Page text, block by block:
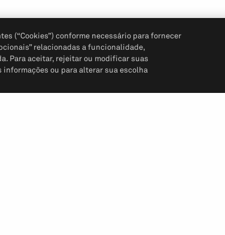
(“Cookies”) conforme necessário para fornecer
relacionadas a funcionalidade,
Para aceitar, rejeitar ou modificar suas
ou para alterar sua escolha